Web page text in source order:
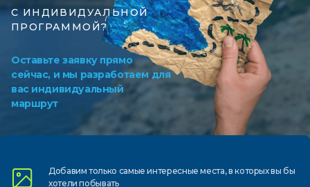
С ИНДИВИДУАЛЬНОЙ
ПРОГРАММОЙ?
Оставьте заявку прямо
сейчас, и мы разработаем для
вас индивидуальный
маршрут
Добавим только самыеинтересные места, в которыхвы бы
хотели побывать